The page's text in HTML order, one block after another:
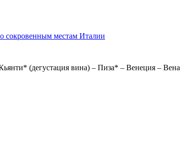
сокровенным местам Италии
(дегустация вина) – Пиза* – Венеция – Вена